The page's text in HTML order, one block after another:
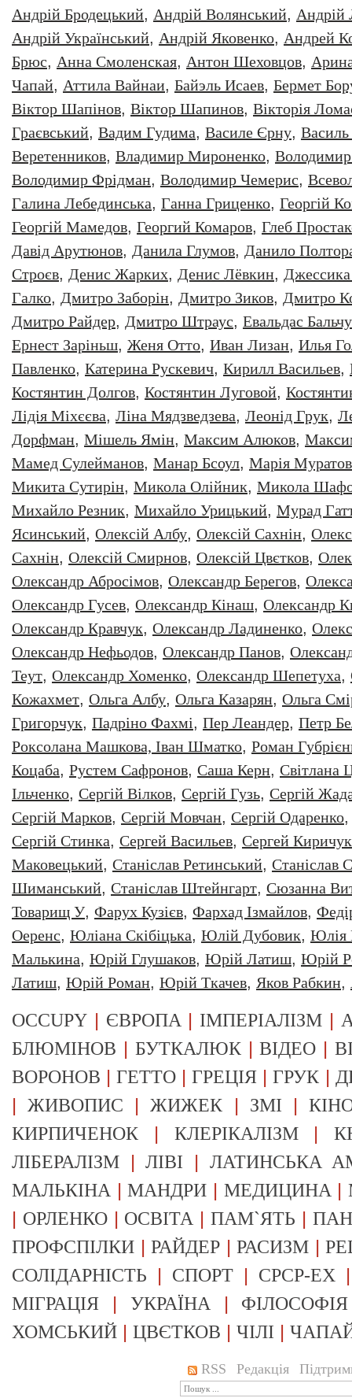
Андрій Бродецький, Андрій Волянський, Андрій
Андрій Український, Андрій Яковенко, Андрей
Брюс, Анна Смоленская, Антон Шеховцов,
Чапай, Аттила Вайнаи, Байэль Исаев, Бермет
Віктор Шапінов, Віктор Шапинов, Вікторія
Граєвський, Вадим Гудима, Василе Єрну,
Веретенников, Владимир Мироненко,
Володимир Фрідман, Володимир Чемерис,
Галина Лебединська, Ганна Гриценко, Георгiй
Георгій Мамедов, Георгий Комаров, Глеб
Давiд Арутюнов, Данила Глумов, Данило
Строєв, Денис Жарких, Денис Лёвкин,
Галко, Дмитро Заборiн, Дмитро Зиков, Дмитро
Дмитро Райдер, Дмитро Штраус, Евальдас
Ернест Заріньш, Женя Отто, Иван Лизан, Илья
Павленко, Катерина Рускевич, Кирилл Васильев,
Костянтин Долгов, Костянтин Луговой,
Лідія Міхєєва, Ліна Мядзведзева, Леонiд Грук,
Дорфман, Мішель Ямін, Максим Алюков,
Мамед Сулейманов, Манар Бсоул, Марія
Микита Сутирін, Микола Олійник, Микола
Михайло Резник, Михайло Урицький, Мурад
Ясинський, Олексiй Албу, Олексiй Сахнiн,
Сахнін, Олексій Смирнов, Олексій Цвєтков,
Олександр Абросімов, Олександр Берегов,
Олександр Гусев, Олександр Кінаш, Олександр
Олександр Кравчук, Олександр Ладиненко,
Олександр Нефьодов, Олександр Панов,
Теут, Олександр Хоменко, Олександр Шепетуха,
Кожахмет, Ольга Албу, Ольга Казарян, Ольга
Григорчук, Падріно Фахмі, Пер Леандер, Петр
Роксолана Машкова, Іван Шматко, Роман
Коцаба, Рустем Сафронов, Саша Керн, Світлана
Ільченко, Сергій Вілков, Сергій Гузь, Сергій
Сергій Марков, Сергій Мовчан, Сергій Одаренко
Сергій Стинка, Сергей Васильев, Сергей Киричук
Маковецький, Станіслав Ретинський, Станіслав
Шиманський, Станіслав Штейнгарт, Сюзанна
Товарищ У, Фарух Кузієв, Фархад Ізмайлов,
Оеренс, Юліана Скібіцька, Юлій Дубовик, Юлія
Малькина, Юрiй Глушаков, Юрiй Латиш, Юрiй
Латиш, Юрій Роман, Юрій Ткачев, Яков Рабкин,
OCCUPY | ЄВРОПА | ІМПЕРІАЛІЗМ |
БЛЮМІНОВ | БУТКАЛЮК|ВІДЕО |
ВОРОНОВ |ГЕТТО |ГРЕЦІЯ |ГРУК |
|ЖИВОПИС |ЖИЖЕК | ЗМІ |
КИРПИЧЕНОК | КЛЕРІКАЛІЗМ|
ЛІБЕРАЛІЗМ |ЛІВІ | ЛАТИНСЬКА
МАЛЬКІНА |МАНДРИ | МЕДИЦИНА |
| ОРЛЕНКО| ОСВІТА |ПАМ`ЯТЬ |
ПРОФСПІЛКИ |РАЙДЕР |РАСИЗМ |
СОЛІДАРНІСТЬ | СПОРТ | СРСР-EX
МІГРАЦІЯ | УКРАЇНА | ФІЛОСОФІЯ
ХОМСЬКИЙ | ЦВЄТКОВ | ЧІЛІ |
RSS Редакція